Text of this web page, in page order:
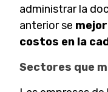
administrar la
anterior se
costos en la
Sectores que